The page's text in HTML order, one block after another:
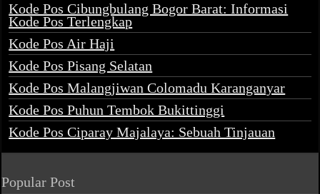
Kode Pos Cibungbulang Bogor Barat: Informasi
Kode Pos Terlengkap
Kode Pos Air Haji
Kode Pos Pisang Selatan
Kode Pos Malangjiwan Colomadu Karanganyar
Kode Pos Puhun Tembok Bukittinggi
Kode Pos Ciparay Majalaya: Sebuah Tinjauan
Popular Post